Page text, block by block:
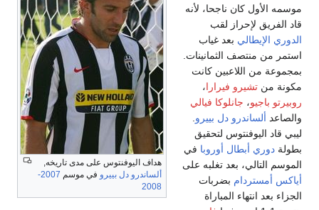
هداف اليوفنتوس على مدى تاريخه,
ألساندرو دل بييروفي موسم
2007-
الأول كان ناجحا، لأنه
الفريق لإحراز لقب
الإيطاليبعد غياب
من منتصف الثمانينات.
من اللاعبين كانت
منتشيرو فيرارا ،
باجيو،جانلوكا فيالي
ألساندرو دل بييرو .
قاد اليوفنتوس لتحقيق
دوري أبطال أوروبا في
التالي، بعد تغلبه على
أمستردامبضربات
بعد انتهاء المباراة